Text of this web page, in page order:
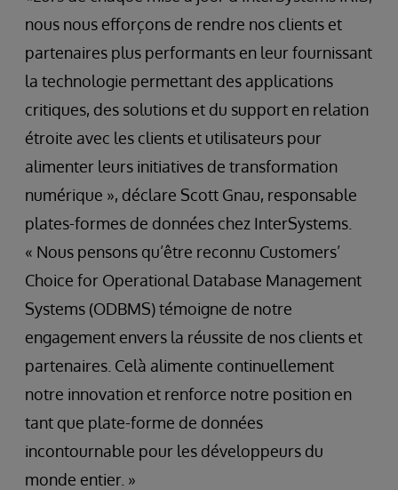
nous nous efforçons de rendre nos clients et
partenaires plus performants en leur fournissant
la technologie permettant des applications
critiques, des solutions et du support en relation
étroite avec les clients et utilisateurs pour
alimenter leurs initiatives de transformation
numérique », déclare Scott Gnau, responsable
plates-formes de données chez InterSystems.
« Nous pensons qu’être reconnu Customers’
Choice for Operational Database Management
Systems (ODBMS) témoigne de notre
engagement envers la réussite de nos clients et
partenaires. Celà alimente continuellement
notre innovation et renforce notre position en
tant que plate-forme de données
incontournable pour les développeurs du
monde entier. »